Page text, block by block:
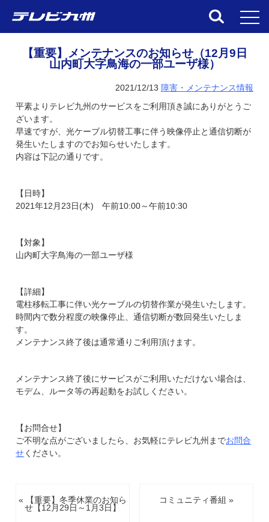
【重要】メンテナンスのお知らせ（12月9日
山内町大字鳥海の一部ユーザ様）
2021/12/13 障害・メンテナンス情報
平素よりテレビ九州のサービスをご利用頂き誠にありがとうご
ざいます。
早速ですが、光ケーブル切替工事に伴う映像停止と通信切断が
発生いたしますのでお知らせいたします。
内容は下記の通りです。
【日時】
2021年12月23日(木) 午前10:00～午前10:30
【対象】
山内町大字鳥海の一部ユーザ様
【詳細】
電柱移転工事に伴い光ケーブルの切替作業が発生いたします。
時間内で数分程度の映像停止、通信切断が数回発生いたしま
す。
メンテナンス終了後は通常通りご利用頂けます。
メンテナンス終了後にサービスがご利用いただけない場合は、
モデム、ルータ等の再起動をお試しください。
【お問合せ】
ご不明な点がございましたら、お気軽にテレビ九州までお問合
せ ください。
« 【重要】冬季休業のお知ら
せ【12月29日～1月3日】
コミュニティ番組 »